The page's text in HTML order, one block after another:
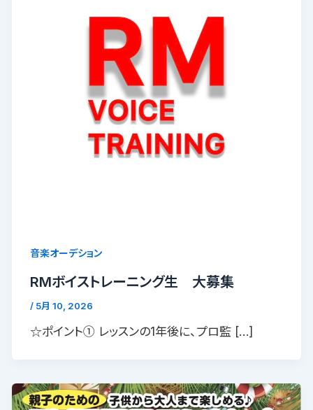
音楽オーデション
RMボイストレーニング生 大募集
/ 5月 10, 2026
☆ポイント① レッスンの1年後に、プロ監 […]